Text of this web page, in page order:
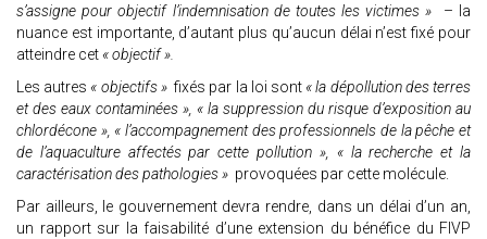
s’assigne pour objectif l’indemnisation de toutes les victimes » – la
nuance est importante, d’autant plus qu’aucun délai n’est fixé pour
atteindre cet « objectif ».
Les autres « objectifs » fixés par la loi sont « la dépollution des terres
et des eaux contaminées », « la suppression du risque d’exposition au
chlordécone », « l’accompagnement des professionnels de la pêche et
de l’aquaculture affectés par cette pollution », « la recherche et la
caractérisation des pathologies » provoquées par cette molécule.
Par ailleurs, le gouvernement devra rendre, dans un délai d’un an,
un rapport sur la faisabilité d’une extension du bénéfice du FIVP